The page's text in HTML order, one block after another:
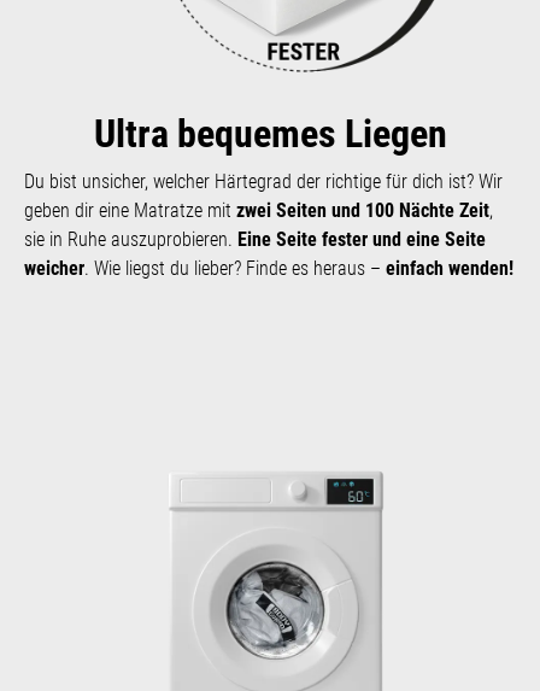
Ultra bequemes Liegen
Du bist unsicher, welcher Härte­grad der richtige für dich ist? Wir
geben dir eine Matratze mit zwei Seiten und 100 Nächte Zeit,
sie in Ruhe aus­zu­probieren. Eine Seite fester und eine Seite
weicher. Wie liegst du lieber? Finde es heraus – einfach wenden!